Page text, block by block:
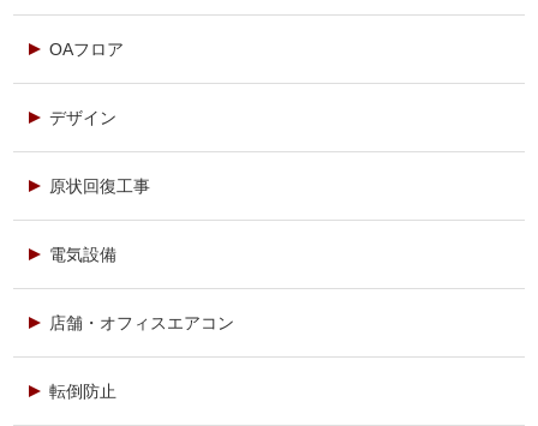
OAフロア
デザイン
原状回復工事
電気設備
店舗・オフィスエアコン
転倒防止